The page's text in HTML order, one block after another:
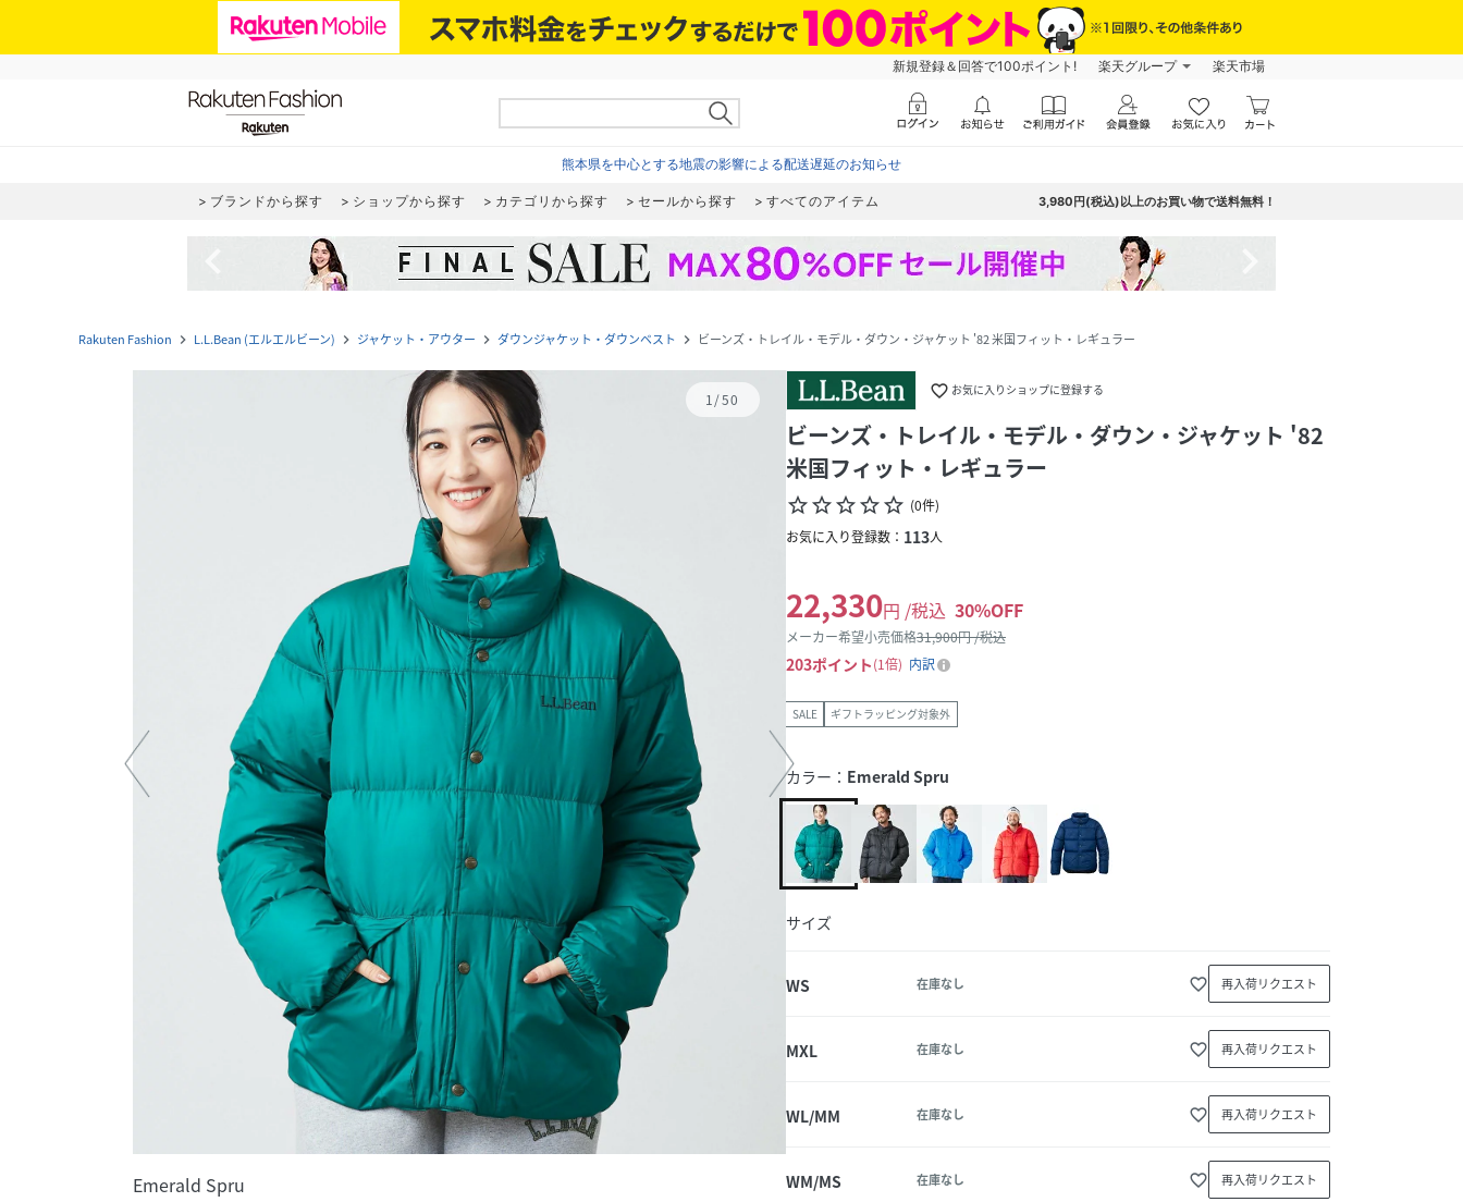
新規登録＆回答で100ポイント! 楽天グループ 楽天市場
熊本県を中心とする地震の影響による配送遅延のお知らせ
ブランドから探す ショップから探す カテゴリから探す セールから探す すべてのアイテム 3,980円(税込)以上のお買い物で送料無料！
Rakuten Fashion navigate_next L.L.Bean (エルエルビーン) navigate_next ジャケット・アウター navigate_next ダウンジャケット・ダウンベスト navigate_next ビーンズ・トレイル・モデル・ダウン・ジャケット '82 米国フィット・レギュラー
1/50
Emerald Spru
favorite_border お気に入りショップに登録する
ビーンズ・トレイル・モデル・ダウン・ジャケット '82
米国フィット・レギュラー
star_borderstar_borderstar_borderstar_borderstar_border (0件)
お気に入り登録数： 113人
22,330円 /税込 30%OFF
メーカー希望小売価格31,900円 /税込
203ポイント 1倍 内訳
SALE ギフトラッピング対象外
カラー： Emerald Spru
サイズ
WS 在庫なし favorite_border 再入荷リクエスト
MXL 在庫なし favorite_border 再入荷リクエスト
WL/MM 在庫なし favorite_border 再入荷リクエスト
WM/MS 在庫なし favorite_border 再入荷リクエスト